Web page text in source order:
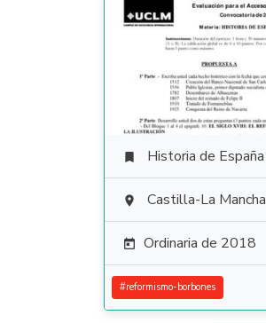
 Historia de España
 Castilla-La Mancha
 Ordinaria de 2018
#reformismo-borbones